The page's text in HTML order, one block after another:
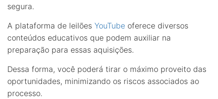
segura.
A plataforma de leilões YouTube oferece diversos
conteúdos educativos que podem auxiliar na
preparação para essas aquisições.
Dessa forma, você poderá tirar o máximo proveito das
oportunidades, minimizando os riscos associados ao
processo.